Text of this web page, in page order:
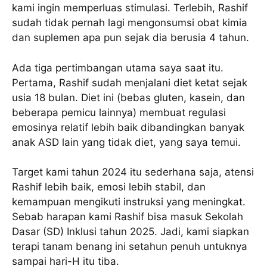
kami ingin memperluas stimulasi. Terlebih, Rashif
sudah tidak pernah lagi mengonsumsi obat kimia
dan suplemen apa pun sejak dia berusia 4 tahun.
Ada tiga pertimbangan utama saya saat itu.
Pertama, Rashif sudah menjalani diet ketat sejak
usia 18 bulan. Diet ini (bebas gluten, kasein, dan
beberapa pemicu lainnya) membuat regulasi
emosinya relatif lebih baik dibandingkan banyak
anak ASD lain yang tidak diet, yang saya temui.
Target kami tahun 2024 itu sederhana saja, atensi
Rashif lebih baik, emosi lebih stabil, dan
kemampuan mengikuti instruksi yang meningkat.
Sebab harapan kami Rashif bisa masuk Sekolah
Dasar (SD) Inklusi tahun 2025. Jadi, kami siapkan
terapi tanam benang ini setahun penuh untuknya
sampai hari-H itu tiba.